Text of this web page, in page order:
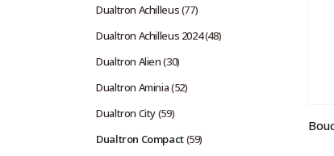
Dualtron Achilleus(77)
Dualtron Achilleus 2024(48)
Dualtron Alien(30)
Dualtron Aminia(52)
Dualtron City(59)
Dualtron Compact(59)